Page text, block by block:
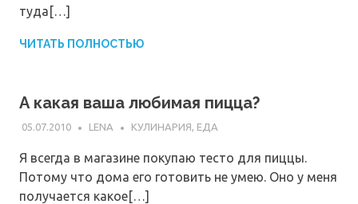
туда[…]
ЧИТАТЬ ПОЛНОСТЬЮ
А какая ваша любимая пицца?
05.07.2010 LENA КУЛИНАРИЯ, ЕДА
Я всегда в магазине покупаю тесто для пиццы.
Потому что дома его готовить не умею. Оно у меня
получается какое[…]